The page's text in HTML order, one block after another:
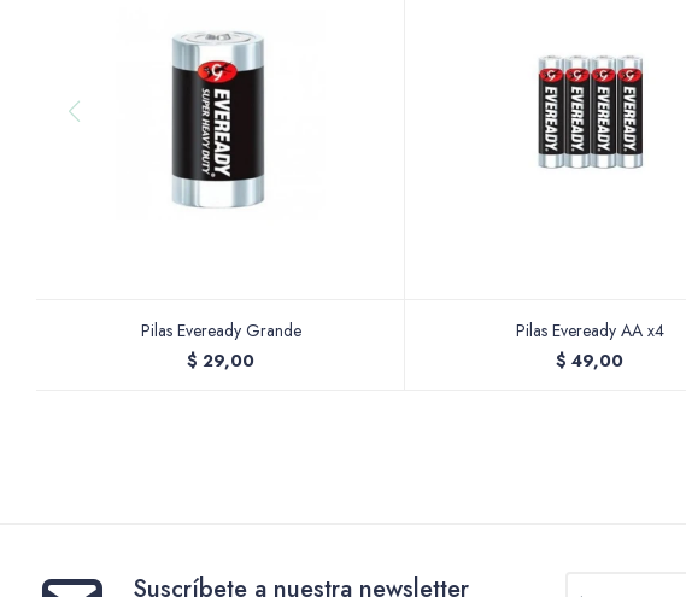
Pilas Eveready Grande
$ 29,00
Pilas Eveready AA x4
$ 49,00
Suscríbete a nuestra newsletter